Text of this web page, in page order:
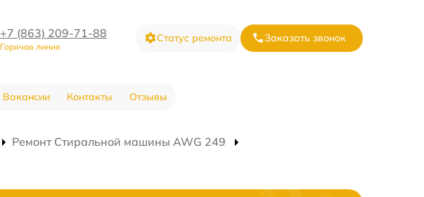
+7 (863) 209-71-88
Горячая линия
Статус ремонта Заказать звонок
Вакансии Контакты Отзывы
Ремонт Стиральной машины AWG 249